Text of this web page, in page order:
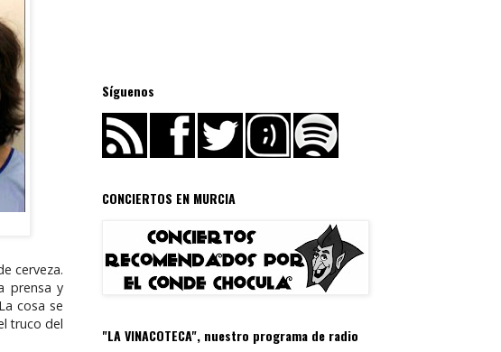
cerveza.
prensa y
cosa se
truco del
Síguenos
CONCIERTOS EN MURCIA
"LA VINACOTECA", nuestro programa de radio